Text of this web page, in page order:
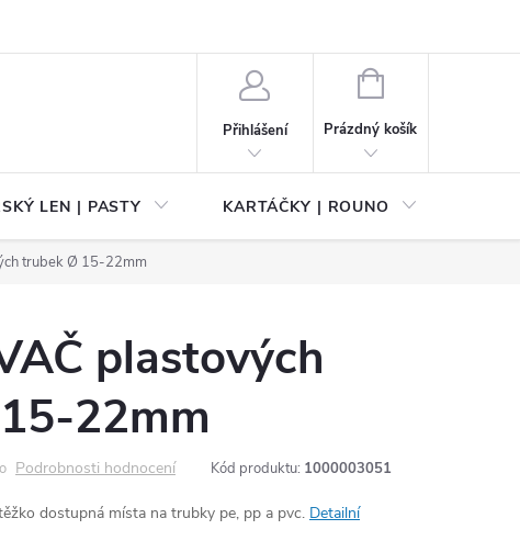
Přihlášení
NÁKUPNÍ
Prázdný košík
LEN | PASTY KARTÁČKY | ROUNO
trubek Ø 15-22mm
plastových
22mm
Podrobnosti hodnocení Kód produktu: 1000003051
dostupná místa na trubky pe, pp a pvc. Detailní